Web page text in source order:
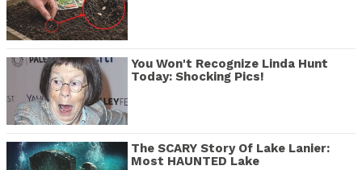
You Won't Recognize Linda Hunt
Today: Shocking Pics!
The SCARY Story Of Lake Lanier:
Most HAUNTED Lake